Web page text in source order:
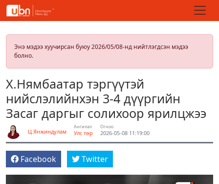
Энэ мэдээ хуучирсан буюу 2026/05/08-нд нийтлэгдсэн мэдээ
болно.
Х.Нямбаатар тэргүүтэй
нийслэлийнхэн 3-4 дүүргийн
Засаг даргыг солихоор ярилцжээ
Ц.Янжиндулам
Ангилал
Улс төр
Огноо
2026-05-08 11:19:00
Facebook Twitter